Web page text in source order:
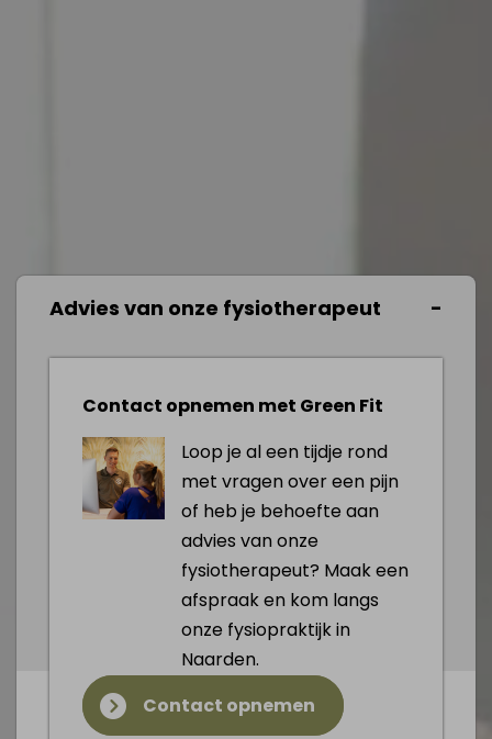
Advies van onze fysiotherapeut
Contact opnemen met Green Fit
Loop je al een tijdje rond
met vragen over een pijn
of heb je behoefte aan
advies van onze
fysiotherapeut? Maak een
afspraak en kom langs
onze fysiopraktijk in
Naarden.
Contact opnemen